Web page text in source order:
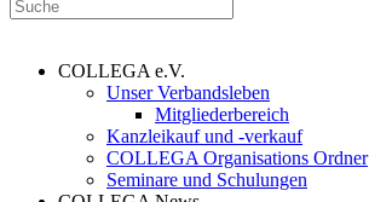
COLLEGA e.V.
Unser Verbandsleben
Mitgliederbereich
Kanzleikauf und -verkauf
COLLEGA Organisations Ordner
Seminare und Schulungen